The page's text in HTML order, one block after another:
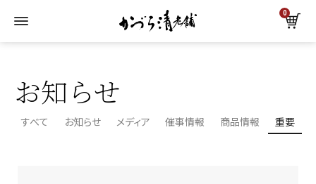
0
お知らせ
すべて お知らせ メディア 催事情報 商品情報 重要